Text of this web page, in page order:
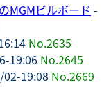
MGMビルボード -
No.2635
19:06 No.2645
19:08 No.2669